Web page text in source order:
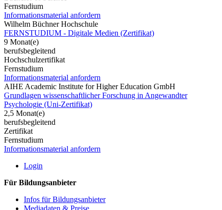
Fernstudium
Informationsmaterial anfordern
Wilhelm Büchner Hochschule
FERNSTUDIUM - Digitale Medien (Zertifikat)
9 Monat(e)
berufsbegleitend
Hochschulzertifikat
Fernstudium
Informationsmaterial anfordern
AIHE Academic Institute for Higher Education GmbH
Grundlagen wissenschaftlicher Forschung in Angewandter
Psychologie (Uni-Zertifikat)
2,5 Monat(e)
berufsbegleitend
Zertifikat
Fernstudium
Informationsmaterial anfordern
Login
Für Bildungsanbieter
Infos für Bildungsanbieter
Mediadaten & Preise